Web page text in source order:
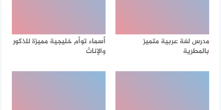
مدرس لغة عربية متميز
بالمطرية
أسماء توأم خليجية مميزة للذكور
والإناث